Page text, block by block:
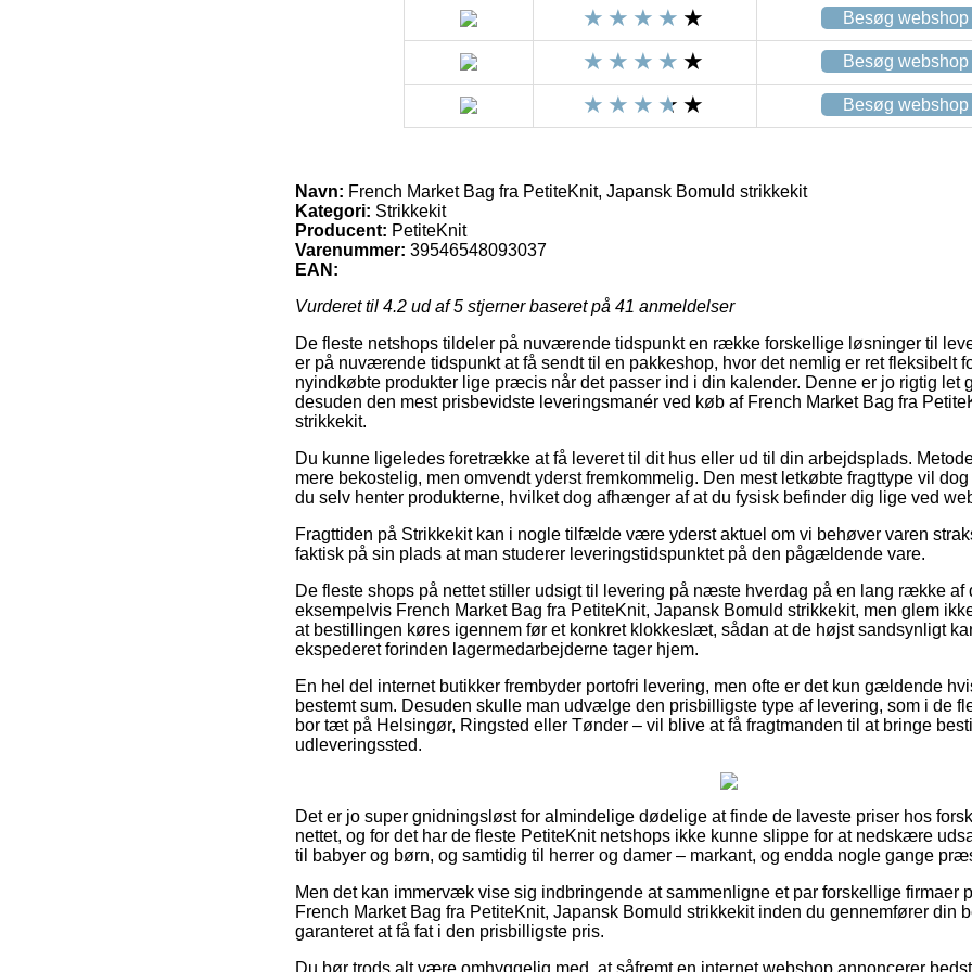
Besøg webshop
Besøg webshop
Besøg webshop
Navn: French Market Bag fra PetiteKnit, Japansk Bomuld strikkekit
Kategori: Strikkekit
Producent: PetiteKnit
Varenummer: 39546548093037
EAN:
Vurderet til 4.2 ud af 5 stjerner baseret på 41 anmeldelser
De fleste netshops tildeler på nuværende tidspunkt en række forskellige løsninger til
er på nuværende tidspunkt at få sendt til en pakkeshop, hvor det nemlig er ret fleksibelt
nyindkøbte produkter lige præcis når det passer ind i din kalender. Denne er jo rigtig let
desuden den mest prisbevidste leveringsmanér ved køb af French Market Bag fra
strikkekit.
Du kunne ligeledes foretrække at få leveret til dit hus eller ud til din arbejdsplads.
mere bekostelig, men omvendt yderst fremkommelig. Den mest letkøbte fragttype vil
du selv henter produkterne, hvilket dog afhænger af at du fysisk befinder dig lige ved
Fragttiden på Strikkekit kan i nogle tilfælde være yderst aktuel om vi behøver varen
faktisk på sin plads at man studerer leveringstidspunktet på den pågældende vare.
De fleste shops på nettet stiller udsigt til levering på næste hverdag på en lang række af
eksempelvis French Market Bag fra PetiteKnit, Japansk Bomuld strikkekit, men glem
at bestillingen køres igennem før et konkret klokkeslæt, sådan at de højst sandsynligt
ekspederet forinden lagermedarbejderne tager hjem.
En hel del internet butikker frembyder portofri levering, men ofte er det kun gældende
bestemt sum. Desuden skulle man udvælge den prisbilligste type af levering, som i de
bor tæt på Helsingør, Ringsted eller Tønder – vil blive at få fragtmanden til at bringe
udleveringssted.
Det er jo super gnidningsløst for almindelige dødelige at finde de laveste priser hos
nettet, og for det har de fleste PetiteKnit netshops ikke kunne slippe for at nedskære
til babyer og børn, og samtidig til herrer og damer – markant, og endda nogle gange
Men det kan immervæk vise sig indbringende at sammenligne et par forskellige firmaer
French Market Bag fra PetiteKnit, Japansk Bomuld strikkekit inden du gennemfører din
garanteret at få fat i den prisbilligste pris.
Du bør trods alt være omhyggelig med, at såfremt en internet webshop annoncerer